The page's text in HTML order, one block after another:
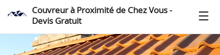
Couvreur à Proximité de Chez Vous -
Devis Gratuit